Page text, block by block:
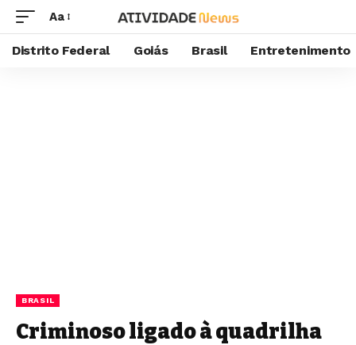
Aa
Distrito Federal Goiás Brasil Entretenimento
BRASIL
Criminoso ligado à quadrilha